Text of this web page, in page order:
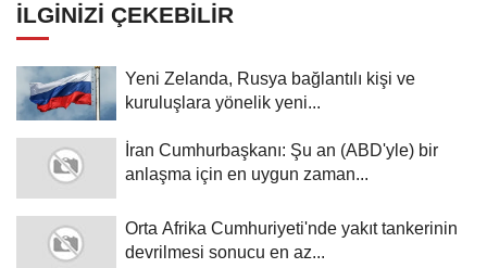
İLGINIZI ÇEKEBILIR
Yeni Zelanda, Rusya bağlantılı kişi ve
kuruluşlara yönelik yeni...
İran Cumhurbaşkanı: Şu an (ABD'yle) bir
anlaşma için en uygun zaman...
Orta Afrika Cumhuriyeti'nde yakıt tankerinin
devrilmesi sonucu en az...